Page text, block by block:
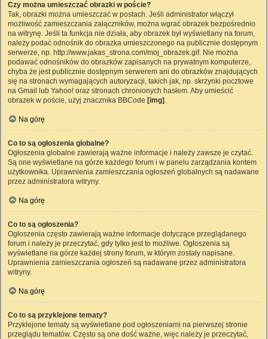
Czy można umieszczać obrazki w poście?
Tak, obrazki można umieszczać w postach. Jeśli administrator włączył
możliwość zamieszczania załączników, można wgrać obrazek bezpośrednio
na witrynę. Jeśli ta funkcja nie działa, aby obrazek był wyświetlany na forum,
należy podać odnośnik do obrazka umieszczonego na publicznie dostępnym
serwerze, np. http://www.jakas_strona.com/moj_obrazek.gif. Nie można
podawać odnośników do obrazków zapisanych na prywatnym komputerze,
chyba że jest publicznie dostępnym serwerem ani do obrazków znajdujących
się na stronach wymagających autoryzacji, takich jak, np. skrzynki pocztowe
na Gmail lub Yahoo! oraz stronach chronionych hasłem. Aby umieścić
obrazek w poście, użyj znacznika BBCode [img] .
Na górę
Co to są ogłoszenia globalne?
Ogłoszenia globalne zawierają ważne informacje i należy zawsze je czytać.
Są one wyświetlane na górze każdego forum i w panelu zarządzania kontem
użytkownika. Uprawnienia zamieszczania ogłoszeń globalnych są nadawane
przez administratora witryny.
Na górę
Co to są ogłoszenia?
Ogłoszenia często zawierają ważne informacje dotyczące przeglądanego
forum i należy je przeczytać, gdy tylko jest to możliwe. Ogłoszenia są
wyświetlane na górze każdej strony forum, w którym zostały napisane.
Uprawnienia zamieszczania ogłoszeń są nadawane przez administratora
witryny.
Na górę
Co to są przyklejone tematy?
Przyklejone tematy są wyświetlane pod ogłoszeniami na pierwszej stronie
przeglądu tematów. Często są one dość ważne, więc należy je przeczytać,